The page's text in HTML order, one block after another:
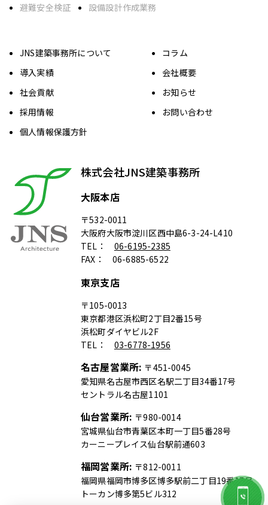
避難安全検証
設備設計作成業務
JNS建築事務所について
コラム
導入実績
会社概要
社会貢献
お知らせ
採用情報
お問い合わせ
個人情報保護方針
株式会社JNS建築事務所
大阪本店
〒532-0011
大阪府大阪市淀川区西中島6-3-24-L410
TEL： 06-6195-2385
FAX： 06-6885-6522
東京支店
〒105-0013
東京都港区浜松町2丁目2番15号
浜松町ダイヤビル2F
TEL： 03-6778-1956
名古屋営業所: 〒451-0045
愛知県名古屋市西区名駅二丁目34番17号
セントラル名古屋1101
仙台営業所: 〒980-0014
宮城県仙台市青葉区本町一丁目5番28号
カーニープレイス仙台駅前通603
福岡営業所: 〒812-0011
福岡県福岡市博多区博多駅前二丁目19番17号
トーカン博多第5ビル312